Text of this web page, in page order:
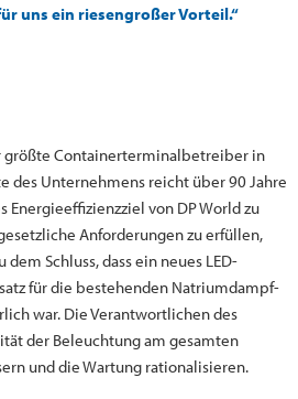
uns ein riesengroßer Vorteil.“
größte Containerterminalbetreiber in
des Unternehmens reicht über 90 Jahre
Energieeffizienzziel von DP World zu
Anforderungen zu erfüllen,
dem Schluss, dass ein neues LED-
für die bestehenden Natriumdampf-
war. Die Verantwortlichen des
der Beleuchtung am gesamten
und die Wartung rationalisieren.